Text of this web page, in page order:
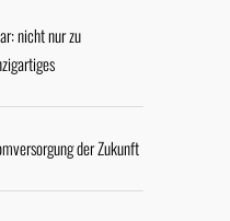
nicht nur zu
der Zukunft